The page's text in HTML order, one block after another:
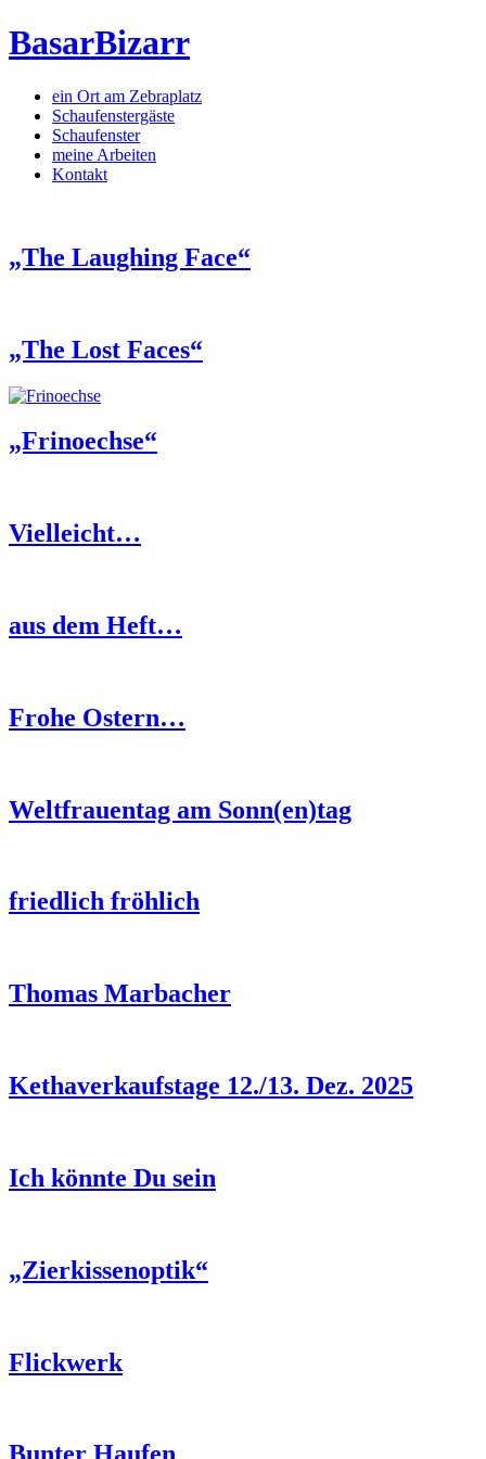
BasarBizarr
ein Ort am Zebraplatz
Schaufenster­gäste
Schaufenster
meine Arbeiten
Kontakt
„The Laughing Face“
„The Lost Faces“
„Frinoechse“
Vielleicht…
aus dem Heft…
Frohe Ostern…
Weltfrauentag am Sonn(en)tag
friedlich fröhlich
Thomas Marbacher
Kethaverkaufstage 12./13. Dez. 2025
Ich könnte Du sein
„Zierkissenoptik“
Flickwerk